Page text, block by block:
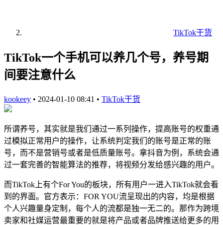
TikTok干货
TikTok一个手机可以养几个号，养号期
间要注意什么
kookeey • 2024-01-10 08:41 • TikTok干货
所谓养号，其实就是我们通过一系列操作，提高账号的权重通
过模拟正常用户的操作，让系统判定我们的账号是正常的账
号，而不是营销号或者是低质量账号。拿抖音为例，系统会通
过一套完善的智能算法的推荐，将视频分发给感兴趣的用户。
而TikTok上有个For You的板块，所有用户一进入TikTok就会看
到的界面。官方表示：FOR YOU流呈现出的内容，均是根据
个人兴趣量身定制，每个人的流都是独一无二的。那作为跨境
卖家和社媒运营最重要的就是将产品或者品牌推送给更多的用